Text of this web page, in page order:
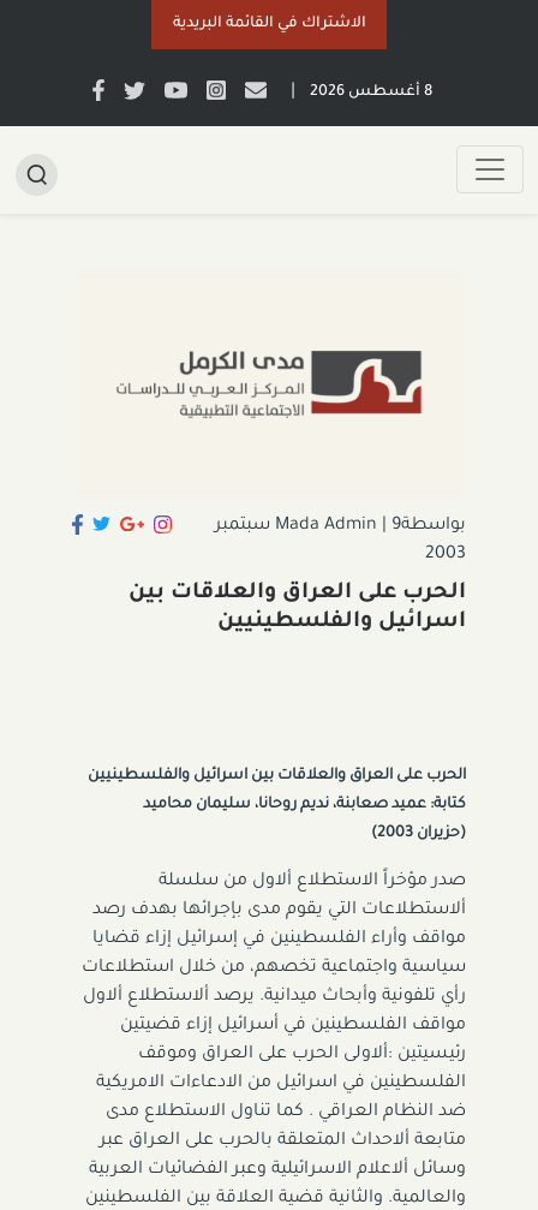
الاشتراك في القائمة البريدية
8 أغسطس 2026
بواسطةMada Admin
9 سبتمبر
2003
الحرب على العراق والعلاقات بين
اسرائيل والفلسطينيين
الحرب على العراق والعلاقات بين اسرائيل والفلسطينيين
كتابة: عميد صعابنة، نديم روحانا، سليمان محاميد
(حزيران 2003)
صدر مؤخراً الاستطلاع ألاول من سلسلة
ألاستطلاعات التي يقوم مدى بإجرائها بهدف رصد
مواقف وأراء الفلسطينين في إسرائيل إزاء قضايا
سياسية واجتماعية تخصهم، من خلال استطلاعات
رأي تلفونية وأبحاث ميدانية. يرصد ألاستطلاع ألاول
مواقف الفلسطينين في أسرائيل إزاء قضيتين
رئيسيتين :ألاولى الحرب على العراق وموقف
الفلسطينين في اسرائيل من الادعاءات الامريكية
ضد النظام العراقي . كما تناول الاستطلاع مدى
متابعة ألاحداث المتعلقة بالحرب على العراق عبر
وسائل ألاعلام الاسرائيلية وعبر الفضائيات العربية
والعالمية. والثانية قضية العلاقة بين الفلسطينين